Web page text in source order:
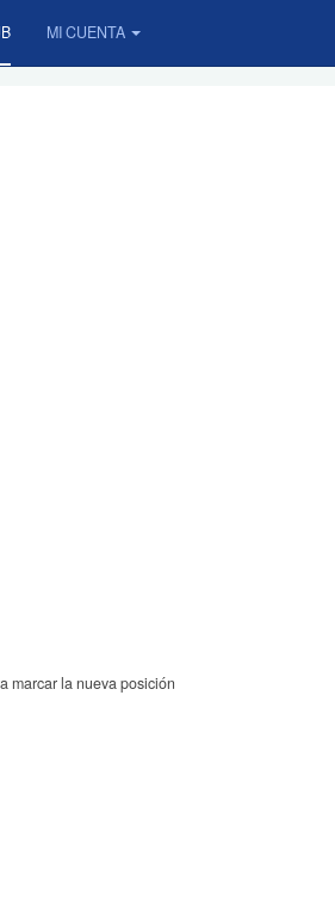
MI CUENTA
marcar la nueva posición